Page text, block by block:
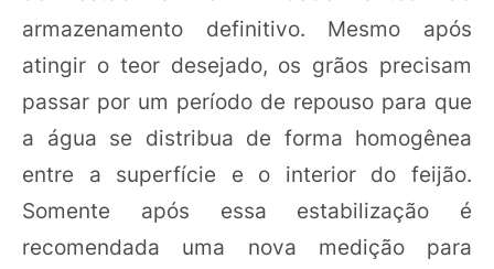
armazenamento definitivo. Mesmo após
atingir o teor desejado, os grãos precisam
passar por um período de repouso para que
a água se distribua de forma homogênea
entre a superfície e o interior do feijão.
Somente após essa estabilização é
recomendada uma nova medição para